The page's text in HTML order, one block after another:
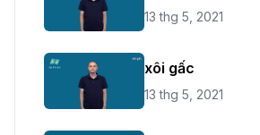
13 thg 5, 2021
xôi gấc
13 thg 5, 2021